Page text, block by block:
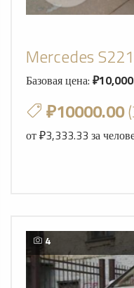
Mercedes
Базовая цена:
₽10000.00
от ₽3,333.33 за
4